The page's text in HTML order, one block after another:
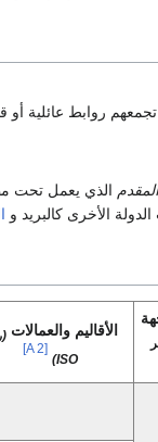
روابط عائلية أو
المقدم الذي يعمل تحت
الأخرى كالبريد و
الأقاليم والعمالات
ISO)
[A 2]